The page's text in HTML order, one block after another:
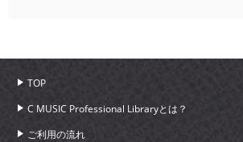
TOP
C MUSIC Professional Libraryとは？
ご利用の流れ